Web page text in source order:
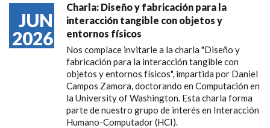
JUN
2026
Charla: Diseño y fabricación para la
interacción tangible con objetos y
entornos físicos
Nos complace invitarle a la charla "Diseño y
fabricación para la interacción tangible con
objetos y entornos físicos", impartida por Daniel
Campos Zamora, doctorando en Computación en
la University of Washington. Esta charla forma
parte de nuestro grupo de interés en Interacción
Humano-Computador (HCI).